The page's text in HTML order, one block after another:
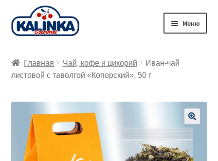
Перейти
к
Перейти
к
Меню
Заказ онлайн
Магазины
Доставка
Корзина
Главная Чай, кофе и цикорий
Иван-чай
листовой с таволгой «Копорский», 50 г
🔍